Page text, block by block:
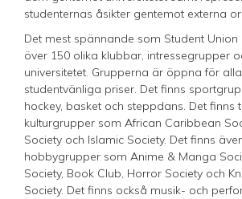
studenternas åsikter gentemot externa
Det mest spännande som Student
över 150 olika klubbar, intressegrupper
universitetet. Grupperna är öppna för
studentvänliga priser. Det finns
hockey, basket och steppdans. Det finns
kulturgrupper som African Caribbean
Society och Islamic Society. Det finns
hobbygrupper som Anime & Manga
Society, Book Club, Horror Society och
Society. Det finns också musik- och